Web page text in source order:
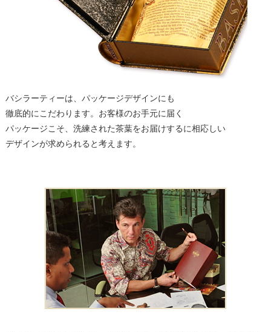
バシラーティーは、パッケージデザインにも
徹底的にこだわります。お客様のお手元に届く
パッケージこそ、洗練された茶葉をお届けするに相応しい
デザインが求められると考えます。